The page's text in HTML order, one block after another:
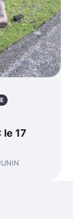
17